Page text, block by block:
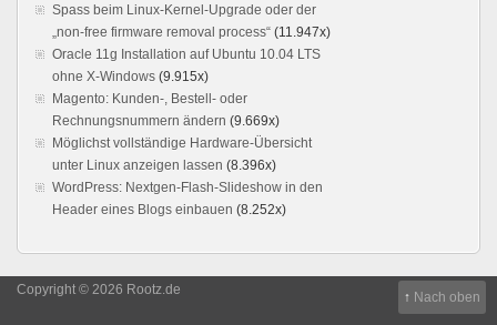
Spass beim Linux-Kernel-Upgrade oder der
„non-free firmware removal process“ (11.947x)
Oracle 11g Installation auf Ubuntu 10.04 LTS
ohne X-Windows (9.915x)
Magento: Kunden-, Bestell- oder
Rechnungsnummern ändern (9.669x)
Möglichst vollständige Hardware-Übersicht
unter Linux anzeigen lassen (8.396x)
WordPress: Nextgen-Flash-Slideshow in den
Header eines Blogs einbauen (8.252x)
Copyright © 2026 Rootz.de
↑ Nach oben